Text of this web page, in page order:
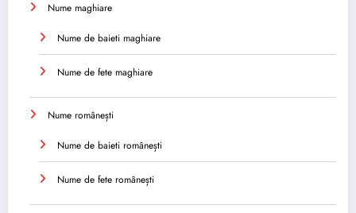
Nume maghiare
Nume de baieti maghiare
Nume de fete maghiare
Nume românești
Nume de baieti românești
Nume de fete românești